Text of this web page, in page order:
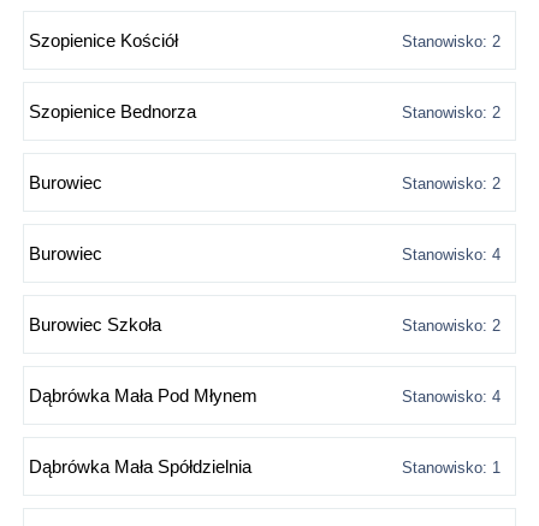
Szopienice Kościół Stanowisko: 2
Szopienice Bednorza Stanowisko: 2
Burowiec Stanowisko: 2
Burowiec Stanowisko: 4
Burowiec Szkoła Stanowisko: 2
Dąbrówka Mała Pod Młynem Stanowisko: 4
Dąbrówka Mała Spółdzielnia Stanowisko: 1